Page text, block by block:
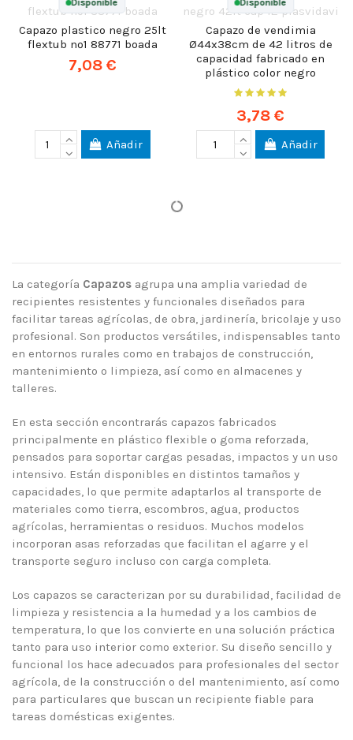
Disponible
Capazo plastico negro 25lt
flextub nº1 88771 boada
7,08 €
Añadir
Disponible
Capazo de vendimia
Ø44x38cm de 42 litros de
capacidad fabricado en
plástico color negro
3,78 €
Añadir
La categoría Capazos agrupa una amplia variedad de
recipientes resistentes y funcionales diseñados para
facilitar tareas agrícolas, de obra, jardinería, bricolaje y uso
profesional. Son productos versátiles, indispensables tanto
en entornos rurales como en trabajos de construcción,
mantenimiento o limpieza, así como en almacenes y
talleres.
En esta sección encontrarás capazos fabricados
principalmente en plástico flexible o goma reforzada,
pensados para soportar cargas pesadas, impactos y un uso
intensivo. Están disponibles en distintos tamaños y
capacidades, lo que permite adaptarlos al transporte de
materiales como tierra, escombros, agua, productos
agrícolas, herramientas o residuos. Muchos modelos
incorporan asas reforzadas que facilitan el agarre y el
transporte seguro incluso con carga completa.
Los capazos se caracterizan por su durabilidad, facilidad de
limpieza y resistencia a la humedad y a los cambios de
temperatura, lo que los convierte en una solución práctica
tanto para uso interior como exterior. Su diseño sencillo y
funcional los hace adecuados para profesionales del sector
agrícola, de la construcción o del mantenimiento, así como
para particulares que buscan un recipiente fiable para
tareas domésticas exigentes.